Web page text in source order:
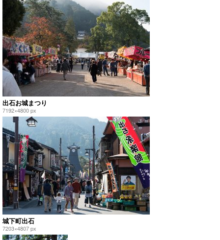
出石お城まつり
7192×4800 px
城下町出石
7203×4807 px